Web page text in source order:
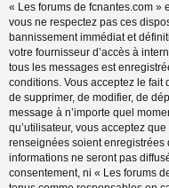
« Les forums de fcnantes.com »
vous ne respectez pas ces
bannissement immédiat et
votre fournisseur d’accès à
tous les messages est
conditions. Vous acceptez le fait
de supprimer, de modifier, de
message à n’importe quel
qu’utilisateur, vous acceptez
renseignées soient
informations ne seront pas
consentement, ni « Les forums